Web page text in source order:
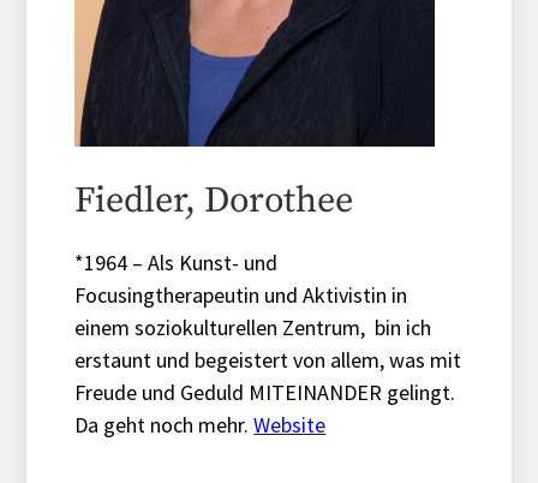
Fiedler, Dorothee
*1964 – Als Kunst- und
Focusingtherapeutin und Aktivistin in
einem soziokulturellen Zentrum, bin ich
erstaunt und begeistert von allem, was mit
Freude und Geduld MITEINANDER gelingt.
Da geht noch mehr.Website